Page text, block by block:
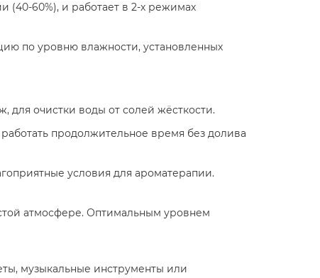
(40-60%), и работает в 2-х режимах
по уровню влажности, установленных
для очистки воды от солей жёсткости.
продолжительное время без долива
условия для ароматерапии.
атмосфере. Оптимальным уровнем
музыкальные инструменты или